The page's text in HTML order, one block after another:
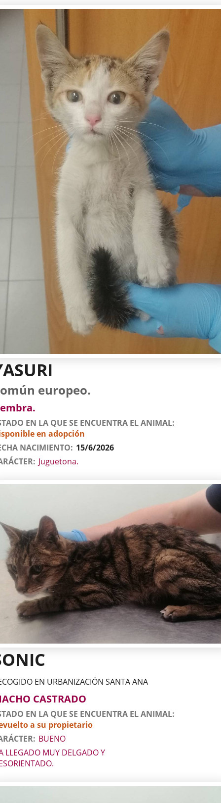
europeo.
EN LA QUE SE ENCUENTRA EL ANIMAL
en adopción
NACIMIENTO 15/6/2026
Juguetona.
EN URBANIZACIÓN SANTA ANA
CASTRADO
EN LA QUE SE ENCUENTRA EL ANIMAL
a su propietario
BUENO
LLEGADO MUY DELGADO Y